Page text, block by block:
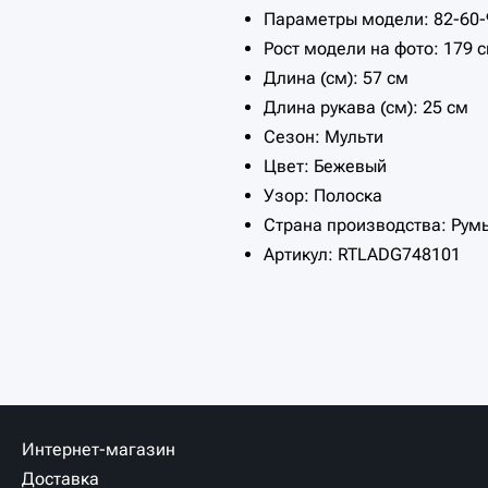
Параметры модели: 82-
Рост модели на фото: 179
Длина (см): 57 см
Длина рукава (см): 25 см
Сезон: Мульти
Цвет: Бежевый
Узор: Полоска
Страна производства:
Артикул: RTLADG748101
Интернет-магазин
Доставка